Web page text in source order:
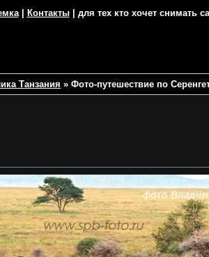
| Контакты| для тех кто хочет снимать
Танзания » Фото-путешествие по